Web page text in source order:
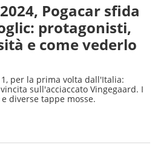
Pogacar sfida
protagonisti,
e come vederlo
per la prima volta dall'Italia:
sull'acciaccato Vingegaard. I
diverse tappe mosse.